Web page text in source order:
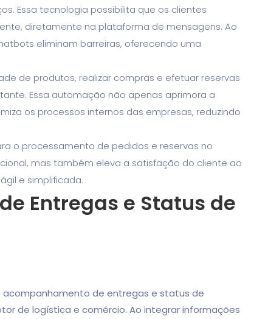
Essa tecnologia possibilita que os clientes
diretamente na plataforma de mensagens. Ao
eliminam barreiras, oferecendo uma
de produtos, realizar compras e efetuar reservas
Essa automação não apenas aprimora a
os processos internos das empresas, reduzindo
o processamento de pedidos e reservas no
mas também eleva a satisfação do cliente ao
e simplificada.
Entregas e Status de
acompanhamento de entregas e status de
de logística e comércio. Ao integrar informações